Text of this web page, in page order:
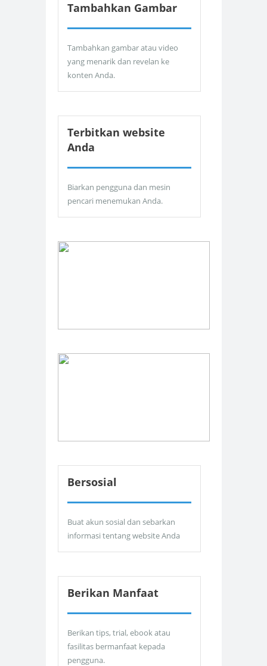
Tambahkan Gambar
Tambahkan gambar atau video
yang menarik dan revelan ke
konten Anda.
Terbitkan website
Anda
Biarkan pengguna dan mesin
pencari menemukan Anda.
Bersosial
Buat akun sosial dan sebarkan
informasi tentang website Anda
Berikan Manfaat
Berikan tips, trial, ebook atau
fasilitas bermanfaat kepada
pengguna.